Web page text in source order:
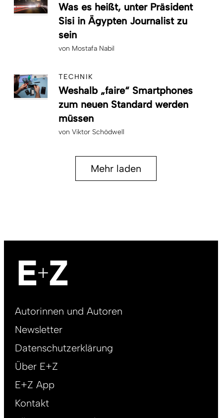
Was es heißt, unter Präsident
Sisi in Ägypten Journalist zu
sein
von Mostafa Nabil
TECHNIK
Weshalb „faire“ Smartphones
zum neuen Standard werden
müssen
von Viktor Schödwell
Mehr laden
Footer
DE
Autorinnen und Autoren
Newsletter
Datenschutzerklärung
Über E+Z
E+Z App
Kontakt